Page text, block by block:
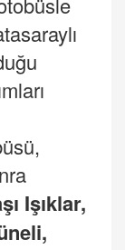
Işıklar,